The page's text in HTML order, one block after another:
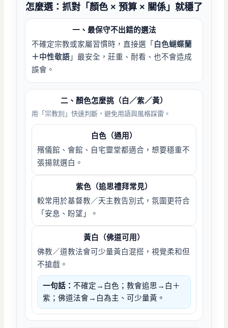
怎麼選：抓對「顏色 × 預算 × 關係」就穩了
一、最保守不出錯的選法
不確定宗教或家屬習慣時，直接選「 白色蝴蝶蘭
＋中性敬語 」最安全，莊重、耐看、也不會造成
誤會。
二、顏色怎麼挑（白／紫／黃）
用「宗教別」快速判斷，避免用語與風格踩雷。
白色（通用）
殯儀館、會館、自宅靈堂都適合，想要穩重不
張揚就選白。
紫色（追思禮拜常見）
較常用於基督教／天主教告別式，氛圍更符合
「安息、盼望」。
黃白（佛道可用）
佛教／道教法會可少量黃白混搭，視覺柔和但
不搶戲。
一句話：不確定→白色；教會追思→白＋
紫；佛道法會→白為主、可少量黃。